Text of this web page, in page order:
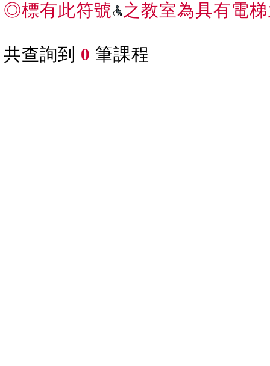
◎標有此符號
之教室為具有電
共查詢到 0 筆課程